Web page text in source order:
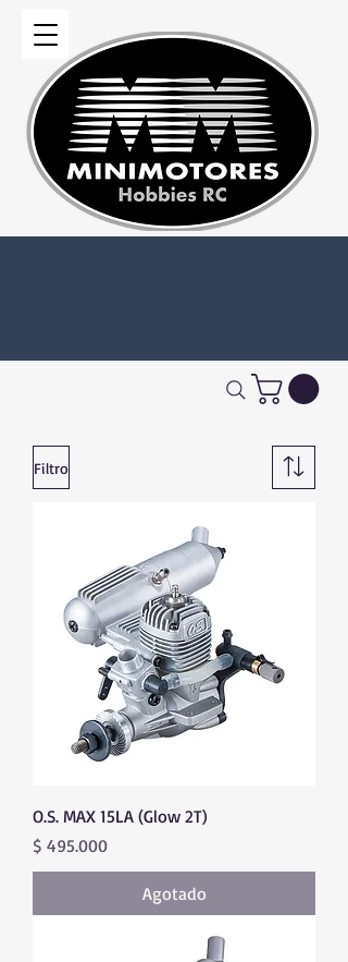
Filtro
O.S. MAX 15LA (Glow 2T)
Precio
$ 495.000
Agotado